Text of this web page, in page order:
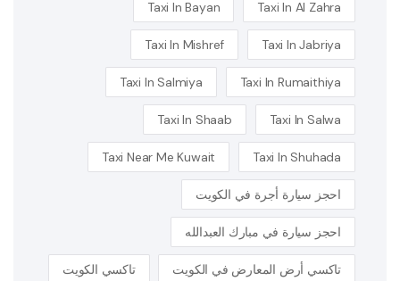
Taxi In Al Zahra
Taxi In Bayan
Taxi In Jabriya
Taxi In Mishref
Taxi In Rumaithiya
Taxi In Salmiya
Taxi In Salwa
Taxi In Shaab
Taxi In Shuhada
Taxi Near Me Kuwait
احجز سيارة أجرة في الكويت
احجز سيارة في مبارك العبدالله
تاكسي أرض المعارض في الكويت تاكسي الكويت